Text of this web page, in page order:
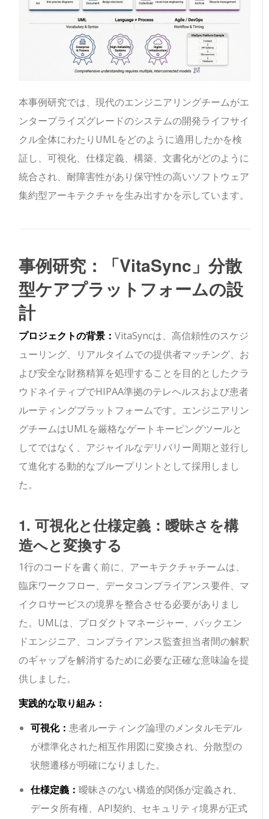
本事例研究では、現代のエンジニアリングチームがエ
ンタープライズグレードのシステムの開発ライフサイ
クル全体にわたりUMLをどのように適用したかを検
証し、可視化、仕様定義、構築、文書化がどのように
統合され、耐障害性があり保守性の高いソフトウェア
集約型アーキテクチャを生み出すかを示しています。
事例研究：「VitaSync」分散
型ケアプラットフォームの設
計
プロジェクトの背景：VitaSyncは、高信頼性のスケジ
ューリング、リアルタイムでの提供者マッチング、お
よび安全な財務精算を処理することを目的としたクラ
ウドネイティブでHIPAA準拠のテレヘルスおよび患者
ルーティングプラットフォームです。エンジニアリン
グチームはUMLを厳格なゲートキーピングツールと
してではなく、アジャイルなデリバリー周期と並行し
て進化する動的なブループリントとして採用しまし
た。
1. 可視化と仕様定義：曖昧さを構
造へと変換する
1行のコードを書く前に、アーキテクチャチームは、
臨床ワークフロー、データコンプライアンス要件、マ
イクロサービスの境界を整合させる必要がありまし
た。UMLは、プロダクトマネージャー、バックエン
ドエンジニア、コンプライアンス監査担当者間の解釈
のギャップを解消するために必要な正確な意味論を提
供しました。
実践的な取り組み：
可視化： 患者ルーティング論理のメンタルモデル
が標準化された相互作用図に変換され、分散型の
状態遷移が明確になりました。
仕様定義：曖昧さのない構造的関係が定義され、
データ所有権、API契約、セキュリティ境界が正式